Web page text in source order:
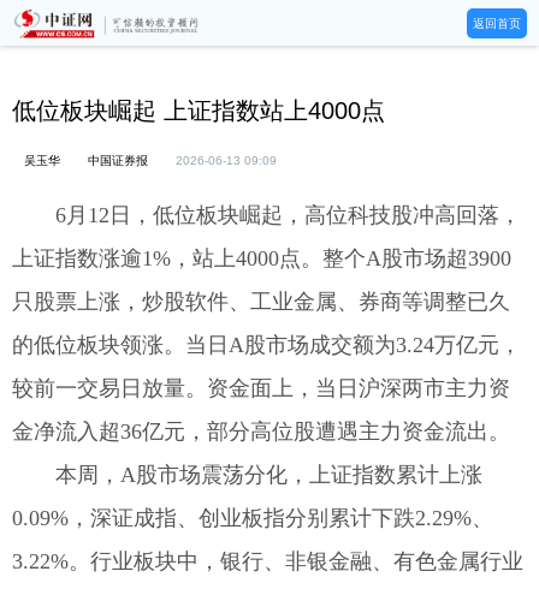
返回首页
低位板块崛起 上证指数站上4000点
吴玉华 中国证券报 2026-06-13 09:09
6月12日，低位板块崛起，高位科技股冲高回落，
上证指数涨逾1%，站上4000点。整个A股市场超3900
只股票上涨，炒股软件、工业金属、券商等调整已久
的低位板块领涨。当日A股市场成交额为3.24万亿元，
较前一交易日放量。资金面上，当日沪深两市主力资
金净流入超36亿元，部分高位股遭遇主力资金流出。
本周，A股市场震荡分化，上证指数累计上涨
0.09%，深证成指、创业板指分别累计下跌2.29%、
3.22%。行业板块中，银行、非银金融、有色金属行业